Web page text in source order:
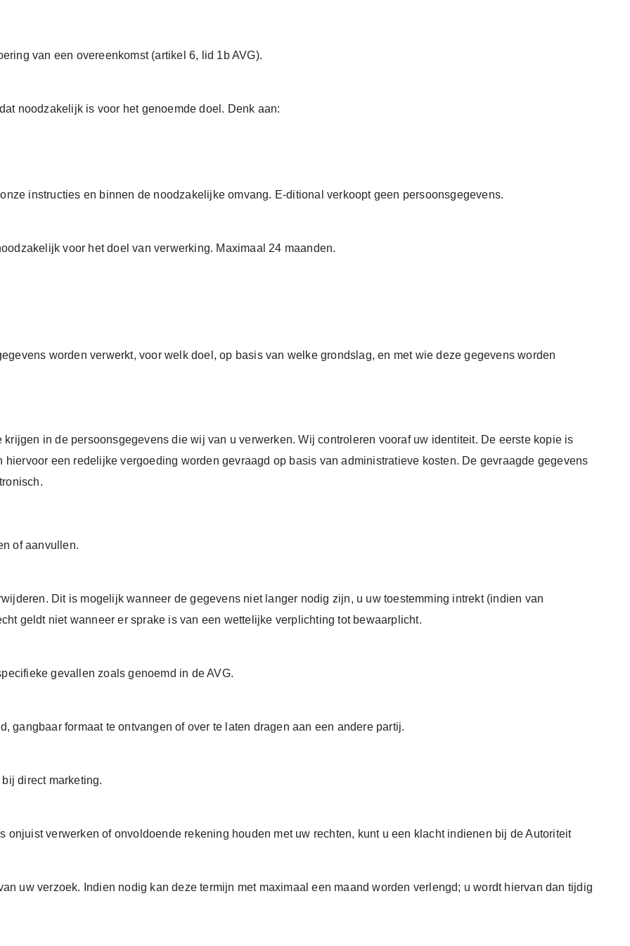
van een overeenkomst (artikel 6, lid 1b AVG).
noodzakelijk is voor het genoemde doel. Denk aan:
instructies en binnen de noodzakelijke omvang. E-ditional verkoopt geen persoonsgegevens.
voor het doel van verwerking. Maximaal 24 maanden.
worden verwerkt, voor welk doel, op basis van welke grondslag, en met wie deze gegevens worden
in de persoonsgegevens die wij van u verwerken. Wij controleren vooraf uw identiteit. De eerste kopie is
een redelijke vergoeding worden gevraagd op basis van administratieve kosten. De gevraagde gegevens
of aanvullen.
Dit is mogelijk wanneer de gegevens niet langer nodig zijn, u uw toestemming intrekt (indien van
geldt niet wanneer er sprake is van een wettelijke verplichting tot bewaarplicht.
gevallen zoals genoemd in de AVG.
gangbaar formaat te ontvangen of over te laten dragen aan een andere partij.
direct marketing.
verwerken of onvoldoende rekening houden met uw rechten, kunt u een klacht indienen bij de Autoriteit
uw verzoek. Indien nodig kan deze termijn met maximaal een maand worden verlengd; u wordt hiervan dan tijdig